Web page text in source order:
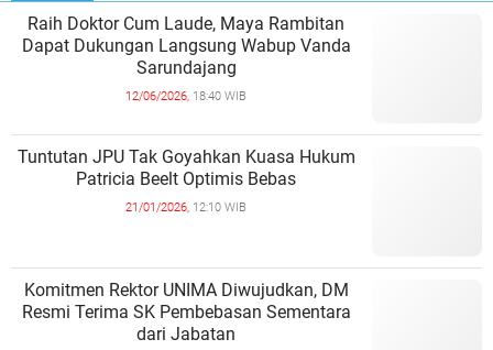
Raih Doktor Cum Laude, Maya Rambitan
Dapat Dukungan Langsung Wabup Vanda
Sarundajang
12/06/2026, 18:40 WIB
Tuntutan JPU Tak Goyahkan Kuasa Hukum
Patricia Beelt Optimis Bebas
21/01/2026, 12:10 WIB
Komitmen Rektor UNIMA Diwujudkan, DM
Resmi Terima SK Pembebasan Sementara
dari Jabatan